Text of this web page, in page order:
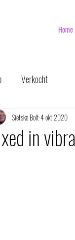
Home
Verkocht
in
Sietske Bolt4 okt 2020